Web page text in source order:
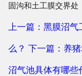
固沟和土工膜交界处
上一篇：黑膜沼气
么？ 下一篇：养
沼气池具体有哪些